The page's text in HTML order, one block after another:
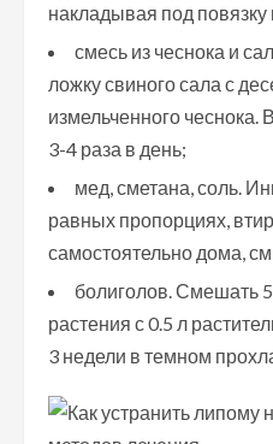
накладывая под
смесь из чеснока и
ложку свиного сала с
измельченного
3-4 раза в день;
мед, сметана, соль.
равных пропорциях,
самостоятельно дома,
болиголов. Смешать
растения с 0.5 л
3 недели в темном